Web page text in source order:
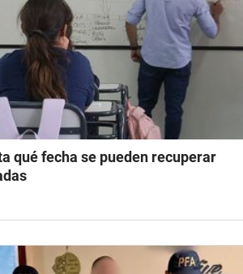
qué fecha se pueden recuperar